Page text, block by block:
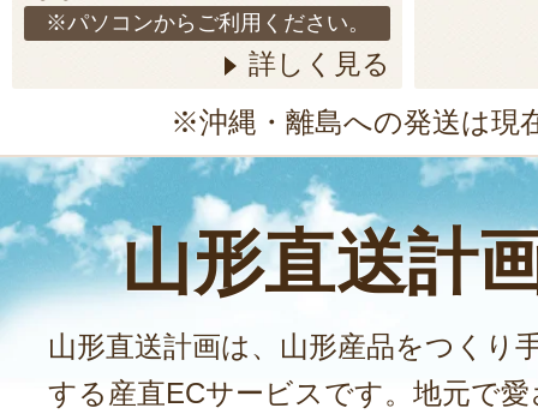
※パソコンからご利用ください。
詳しく見る
※沖縄・離島への発送は現
山形直送計
山形直送計画は、山形産品をつくり
する産直ECサービスです。地元で